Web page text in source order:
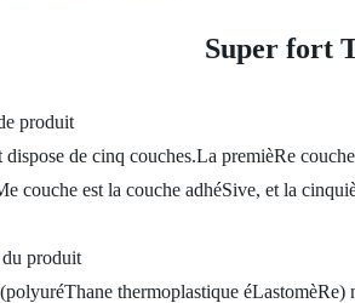
Super fort
produit
de cinq couches.La premièRe
couche est la couche adhéSive, et la
produit
thermoplastique éLastomèRe)